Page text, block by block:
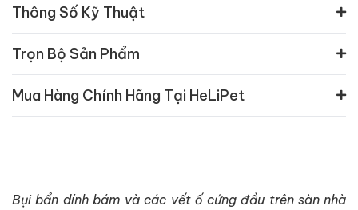
Thông Số Kỹ Thuật
Trọn Bộ Sản Phẩm
Mua Hàng Chính Hãng Tại HeLiPet
Bụi bẩn dính bám và các vết ố cứng đầu trên sàn nhà